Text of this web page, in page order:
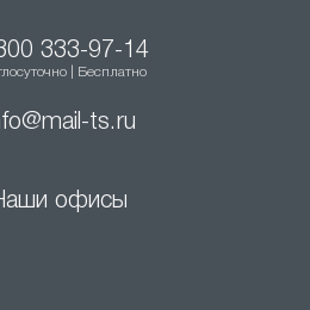
333-97-14
| Бесплатно
ts.ru
офисы